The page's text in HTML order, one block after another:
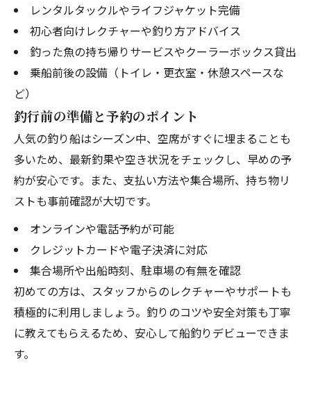
レンタルタックルやライフジャケット完備
初心者向けレクチャーや釣り方アドバイス
釣った魚の持ち帰りサービスやクーラーボックス貸出
乗船前後の設備（トイレ・更衣室・休憩スペースな
ど）
釣行前の準備と予約のポイント
人気の釣り船はシーズン中、空席がすぐに埋まることも
多いため、最新釣果や空き状況をチェックし、早めの予
約が安心です。また、支払い方法や集合場所、持ち物リ
ストも事前確認が大切です。
オンラインや電話予約が可能
クレジットカードや電子決済に対応
集合場所や出船時刻、駐車場の有無を確認
初めての方は、スタッフからのレクチャーやサポートも
積極的に利用しましょう。釣りのコツや安全対策も丁寧
に教えてもらえるため、安心して船釣りデビューできま
す。